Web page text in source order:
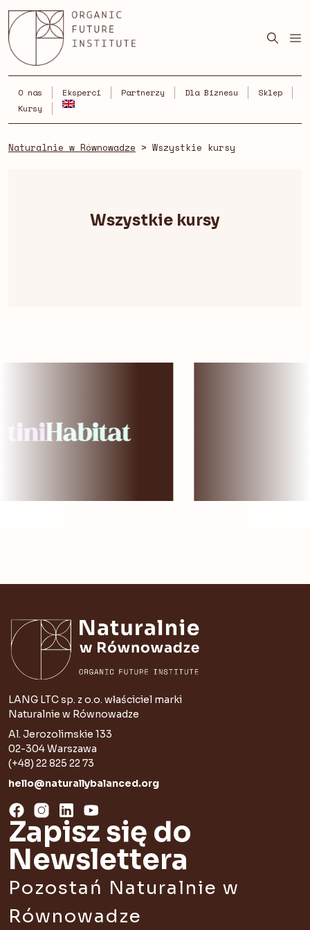
Skip
to
content
O nas Eksperci Partnerzy Dla Biznesu
Sklep
Kursy
Naturalnie w Równowadze > Wszystkie kursy
Wszystkie kursy
LANG LTC sp. z o.o. właściciel marki
Naturalnie w Równowadze
Al. Jerozolimskie 133
02-304 Warszawa
(+48) 22 825 22 73
hello@naturallybalanced.org
Zapisz się do
Newslettera
Pozostań Naturalnie w
Równowadze